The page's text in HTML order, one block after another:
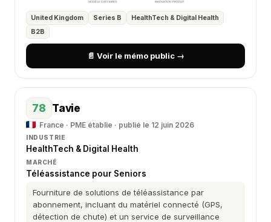
United Kingdom Series B
HealthTech & Digital Health
B2B
📄 Voir le mémo public →
78 Tavie
France · PME établie · publié le 12 juin 2026
INDUSTRIE
HealthTech & Digital Health
MARCHÉ
Téléassistance pour Seniors
Fourniture de solutions de téléassistance par
abonnement, incluant du matériel connecté (GPS,
détection de chute) et un service de surveillance